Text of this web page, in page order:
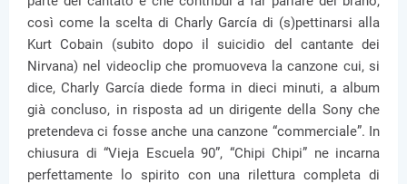
così come la scelta di Charly García di (s)pettinarsi alla
Kurt Cobain (subito dopo il suicidio del cantante dei
Nirvana) nel videoclip che promuoveva la canzone cui, si
dice, Charly García diede forma in dieci minuti, a album
già concluso, in risposta ad un dirigente della Sony che
pretendeva ci fosse anche una canzone “commerciale”. In
chiusura di “Vieja Escuela 90”, “Chipi Chipi” ne incarna
perfettamente lo spirito con una rilettura completa di